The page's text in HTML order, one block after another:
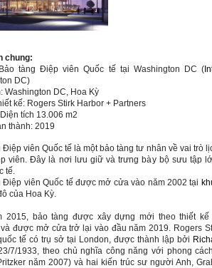
chung:
tàng Điệp viên Quốc tế tại Washington DC (
DC)
Washington DC, Hoa Kỳ
kế: Rogers Stirk Harbor+ Partners
tích 13.006 m2
thành: 2019
Điệp viên Quốc tế là một bảo tàng tư nhân về vai trò
viên. Đây là nơi lưu giữ và trưng bày bộ sưu tập
tế.
Điệp viên Quốc tế được mở cửa vào năm 2002 tại
của Hoa Kỳ.
2015, bảo tàng được xây dựng mới theo thiết kế
và được mở cửatrở lại vào đầu năm 2019. Rogers
tế có trụ sở tại London, được thành lập bởi
7/1933, theo chủ nghĩa công năng với phong
năm 2007) và hai kiến trúc sư người Anh,